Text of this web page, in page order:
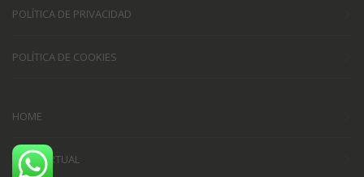
POLÍTICA DE PRIVACIDAD
POLÍTICA DE COOKIES
HOME
AULA VIRTUAL